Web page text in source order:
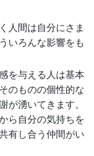
人間は自分にさま
いろんな影響をも
を与える人は基本
のものの個性的な
湧いてきます。
ら自分の気持ちを
有し合う仲間がい